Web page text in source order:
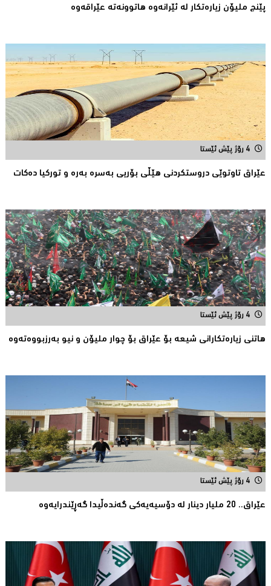
پێنج ملیۆن زیاره‌تكار له‌ ئێرانه‌وه‌ هاتوونه‌ته‌ عێراقه‌وه‌
4 رۆژ پێش ئێستا
عێراق تاوتوێی دروستكردنی هێڵی بۆریی بەسرە بەرە و توركیا دەکات
4 رۆژ پێش ئێستا
هاتنی زیارەتكارانی شیعە بۆ عێراق بۆ چوار ملیۆن و نیو بەرزبووەتەوە
4 رۆژ پێش ئێستا
عێراق.. 20 ملیار دینار لە دۆسیەیەكی گەندەڵیدا گەڕێندرایەوە